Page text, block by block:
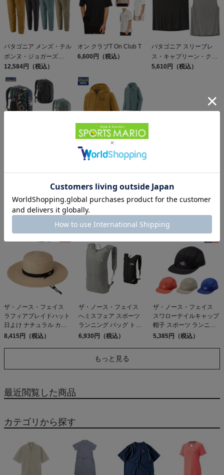
パタゴニア メンズ・テル
ボンヌ・ジョガーズ
PATAGONIA MS
TERREBONNE
JOGGERS
12,584円（税込）
オン クラブT On Club T
6,600円（税込）
パタゴニア スリーブレ
ス・キャプリーン・クー
ル・デイリー・シャツ
5,610円（税込）
PATAGONIA REFUGIO
DAY PACK 47914
15,950円（税込）
パタゴニア フーディニ・
MS HOUDINI JKT
13,558円（税込）
同じカテゴリのおすすめ商品
ザ・ノース・フェイス
ラフィアブレイドハット
日よけ ナチュラル カジ
ュアル 帽子 コンパクト
8,415円（税込）
ザ・ノース・フェイス
へミスフェア スポーツ
ランニング バッグ トレ
イルラン ロードラン シ
10L K ST
6,930円（税込）
ザ・ノース・フェイス
スワローテイルキャップ
帽子 スポーツ ランニン
グ 登山 通気性 THE
5,385円（税込）
もっと見る
最近閲覧した商品
カテゴリから探す